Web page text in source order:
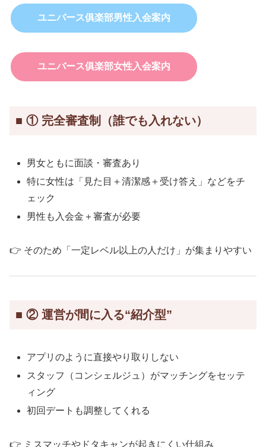
ユニバース俱楽部男性入会案内
ユニバース俱楽部女性入会案内
■ ① 完全審査制（誰でも入れない）
男女ともに面談・審査あり
特に女性は「見た目＋清潔感＋受け答え」などをチ
ェック
男性も入会金＋審査が必要
👉 そのため「一定レベル以上の人だけ」が集まりやすい
■ ② 運営が間に入る“紹介型”
アプリのように直接やり取りしない
スタッフ（コンシェルジュ）がマッチングをセッテ
ィング
初回デートも調整してくれる
👉 ミスマッチやドタキャンが起きにくい仕組み